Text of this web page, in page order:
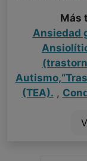
Más
Ansiedad
(TEA). ,